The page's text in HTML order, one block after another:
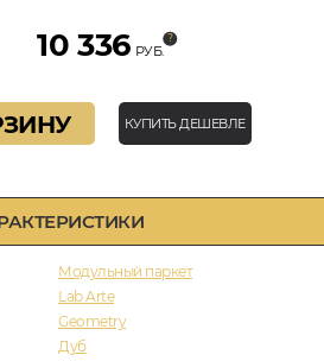
Модульный паркет
Lab Arte
Geometry
Дуб
10 336 РУБ.
КУПИТЬ ДЕШЕВЛЕ